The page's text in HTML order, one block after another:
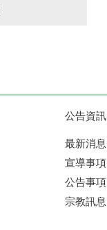
公告資訊
最新消息
宣導事項
公告事項
宗教訊息